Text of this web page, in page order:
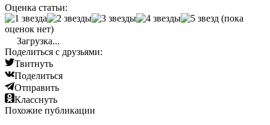
Оценка статьи:
(пока
оценок нет)
Загрузка...
Поделиться с друзьями:
Твитнуть
Поделиться
Отправить
Класснуть
Похожие публикации